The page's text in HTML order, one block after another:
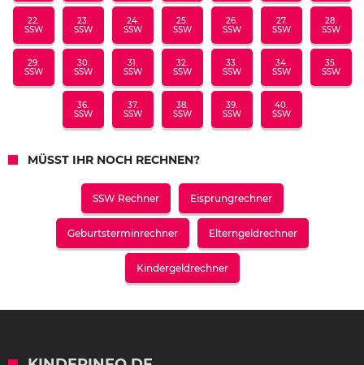
22.
SSW
23.
SSW
24.
SSW
25.
SSW
26.
SSW
27.
SSW
28.
SSW
29.
SSW
30.
SSW
31.
SSW
32.
SSW
33.
SSW
34.
SSW
35.
SSW
36.
SSW
37.
SSW
38.
SSW
39.
SSW
40.
SSW
MÜSST IHR NOCH RECHNEN?
SSW Rechner Eisprungrechner
Geburtsterminrechner Elterngeldrechner
Kindergeldrechner